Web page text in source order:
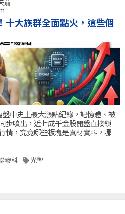
前
十大族群全面點火，這些個
中史上最大漲點紀錄，記憶體、被
步噴出，近七成千金股開盤直接鎖
情，究竟哪些板塊是真材實料，哪
發科 光聖